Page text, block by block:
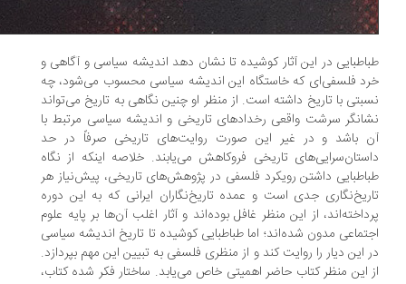
در این آثار کوشیده تا نشان دهد اندیشه سیاسی و آگاهی و
فلسفی‌ای که خاستگاه این اندیشه سیاسی محسوب می‌شود، چه
با تاریخ داشته است. از منظر او چنین نگاهی به تاریخ می‌تواند
سرشت واقعی رخدادهای تاریخی و اندیشه سیاسی مرتبط با
باشد و در غیر این صورت روایت‌های تاریخی صرفاً در حد
تاریخی فروکاهش می‌یابند. خلاصه اینکه از نگاه
داشتن رویکرد فلسفی در پژوهش‌های تاریخی، پیش‌نیاز هر
جدی است و عمده تاریخ‌نگاران ایرانی که به این دوره
از این منظر غافل بوده‌اند و آثار اغلب آن‌ها بر پایه علوم
مدون شده‌اند؛ اما طباطبایی کوشیده تا تاریخ اندیشه سیاسی
این دیار را روایت کند و از منظری فلسفی به تبیین این مهم بپردازد.
این منظر کتاب حاضر اهمیتی خاص می‌یابد. ساختار فکر شده کتاب،